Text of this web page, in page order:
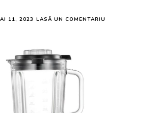
11, 2023 LASĂ UN COMENTARIU